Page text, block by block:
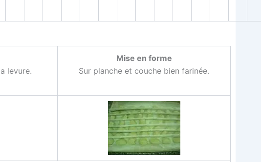
levure.
Mise en forme
Sur planche et couche bien farinée.